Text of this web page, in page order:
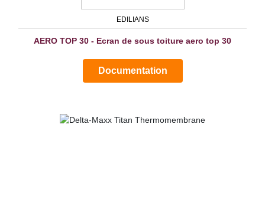
EDILIANS
AERO TOP 30 - Ecran de sous toiture aero top 30
Documentation